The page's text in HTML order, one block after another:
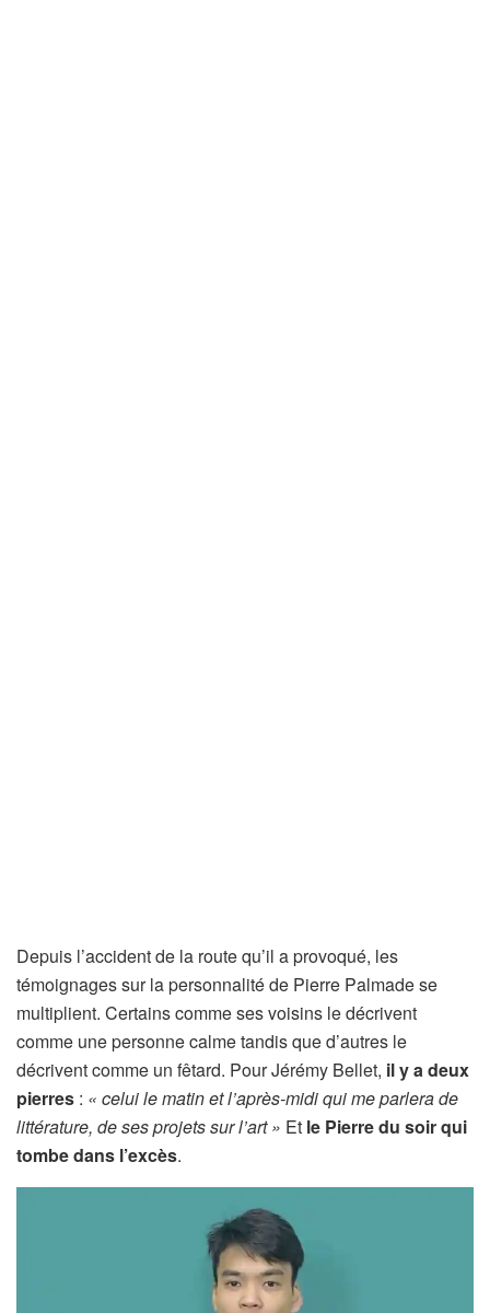
Depuis l’accident de la route qu’il a provoqué, les
témoignages sur la personnalité de Pierre Palmade se
multiplient. Certains comme ses voisins le décrivent
comme une personne calme tandis que d’autres le
décrivent comme un fêtard. Pour Jérémy Bellet, il y a deux
pierres : « celui le matin et l’après-midi qui me parlera de
littérature, de ses projets sur l’art » Et le Pierre du soir qui
tombe dans l’excès.